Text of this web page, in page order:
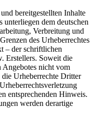
bereitgestellten Inhalte
unterliegen dem deutschen
Verbreitung und
des Urheberrechtes
– der schriftlichen
Erstellers. Soweit die
Angebotes nicht vom
Urheberrechte Dritter
entsprechenden Hinweis.
werden derartige